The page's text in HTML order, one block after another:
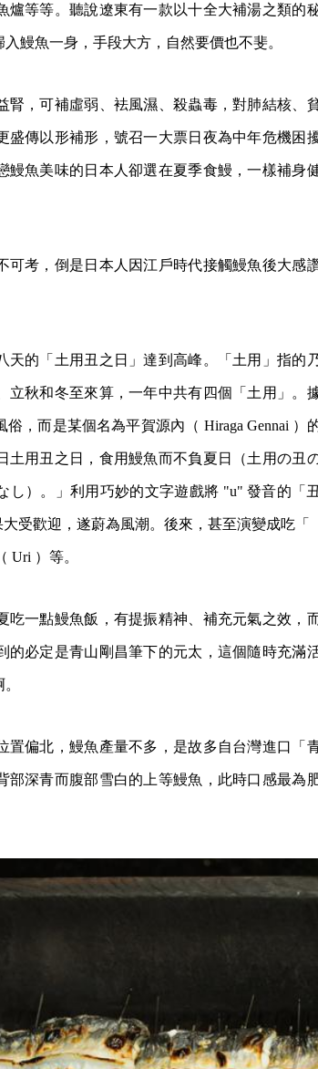
爐等等。聽說遼東有一款以十全大補湯之類的
鰻魚一身，手段大方，自然要價也不斐。
腎，可補虛弱、袪風濕、殺蟲毒，對肺結核、
盛傳以形補形，號召一大票日夜為中年危機困
鰻魚美味的日本人卻選在夏季食鰻，一樣補身
可考，倒是日本人因江戶時代接觸鰻魚後大感
天的「土用丑之日」達到高峰。「土用」指的
立秋和冬至來算，一年中共有四個「土用」。
，而是某個名為平賀源內（ Hiraga Gennai ）
用丑之日，食用鰻魚而不負夏日（土用の丑
し）。」利用巧妙的文字遊戲將 "u" 發音的「
受歡迎，遂蔚為風潮。後來，甚至演變成吃「
Uri ）等。
吃一點鰻魚飯，有提振精神、補充元氣之效，
的必定是青山剛昌筆下的元太，這個隨時充滿
置偏北，鰻魚產量不多，是故多自台灣進口「
部深青而腹部雪白的上等鰻魚，此時口感最為